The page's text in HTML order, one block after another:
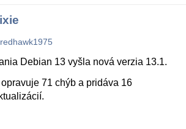
redhawk1975
Debian 13 vyšla nová verzia 13.1.
71 chýb a pridáva 16